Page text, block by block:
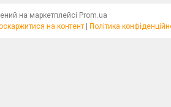
на маркетплейсі Prom.ua
на контент | Політика